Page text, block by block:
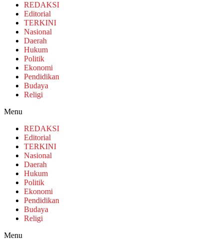
REDAKSI
Editorial
TERKINI
Nasional
Daerah
Hukum
Politik
Ekonomi
Pendidikan
Budaya
Religi
Menu
REDAKSI
Editorial
TERKINI
Nasional
Daerah
Hukum
Politik
Ekonomi
Pendidikan
Budaya
Religi
Menu